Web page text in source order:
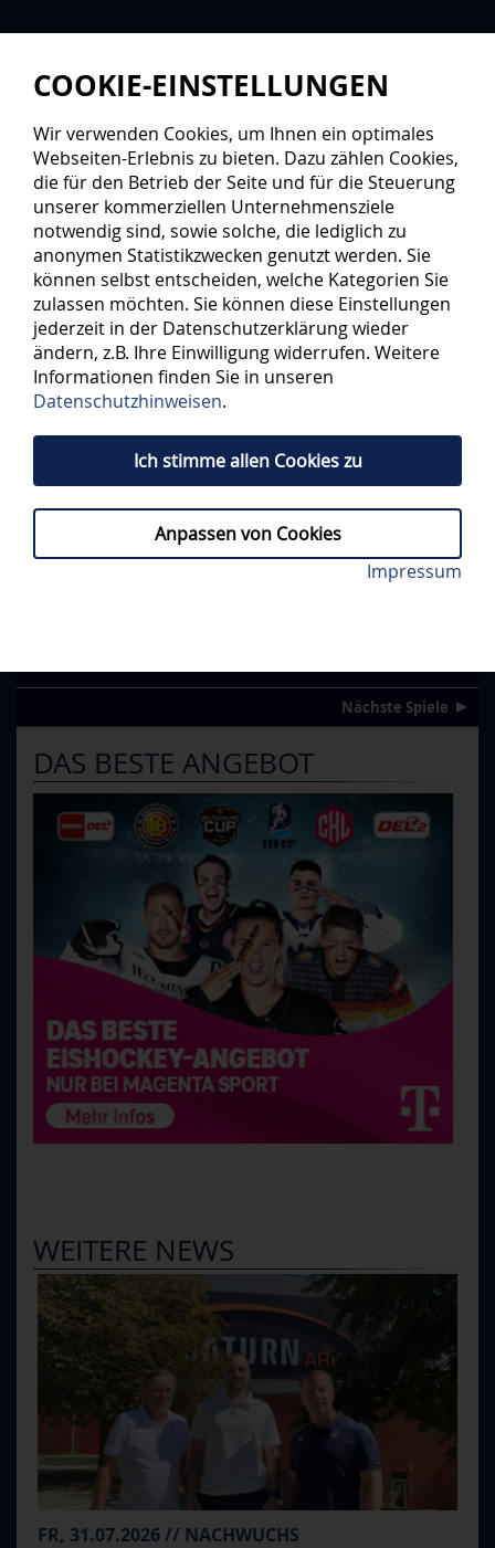
Nächste Spiele
DAS BESTE ANGEBOT
WEITERE NEWS
FR, 31.07.2026 // NACHWUCHS
COOKIE-EINSTELLUNGEN
Wir verwenden Cookies, um Ihnen ein optimales
Webseiten-Erlebnis zu bieten. Dazu zählen Cookies,
die für den Betrieb der Seite und für die Steuerung
unserer kommerziellen Unternehmensziele
notwendig sind, sowie solche, die lediglich zu
anonymen Statistikzwecken genutzt werden. Sie
können selbst entscheiden, welche Kategorien Sie
zulassen möchten. Sie können diese Einstellungen
jederzeit in der Datenschutzerklärung wieder
ändern, z.B. Ihre Einwilligung widerrufen. Weitere
Informationen finden Sie in unseren
Datenschutzhinweisen.
Ich stimme allen Cookies zu
Anpassen von Cookies
Impressum